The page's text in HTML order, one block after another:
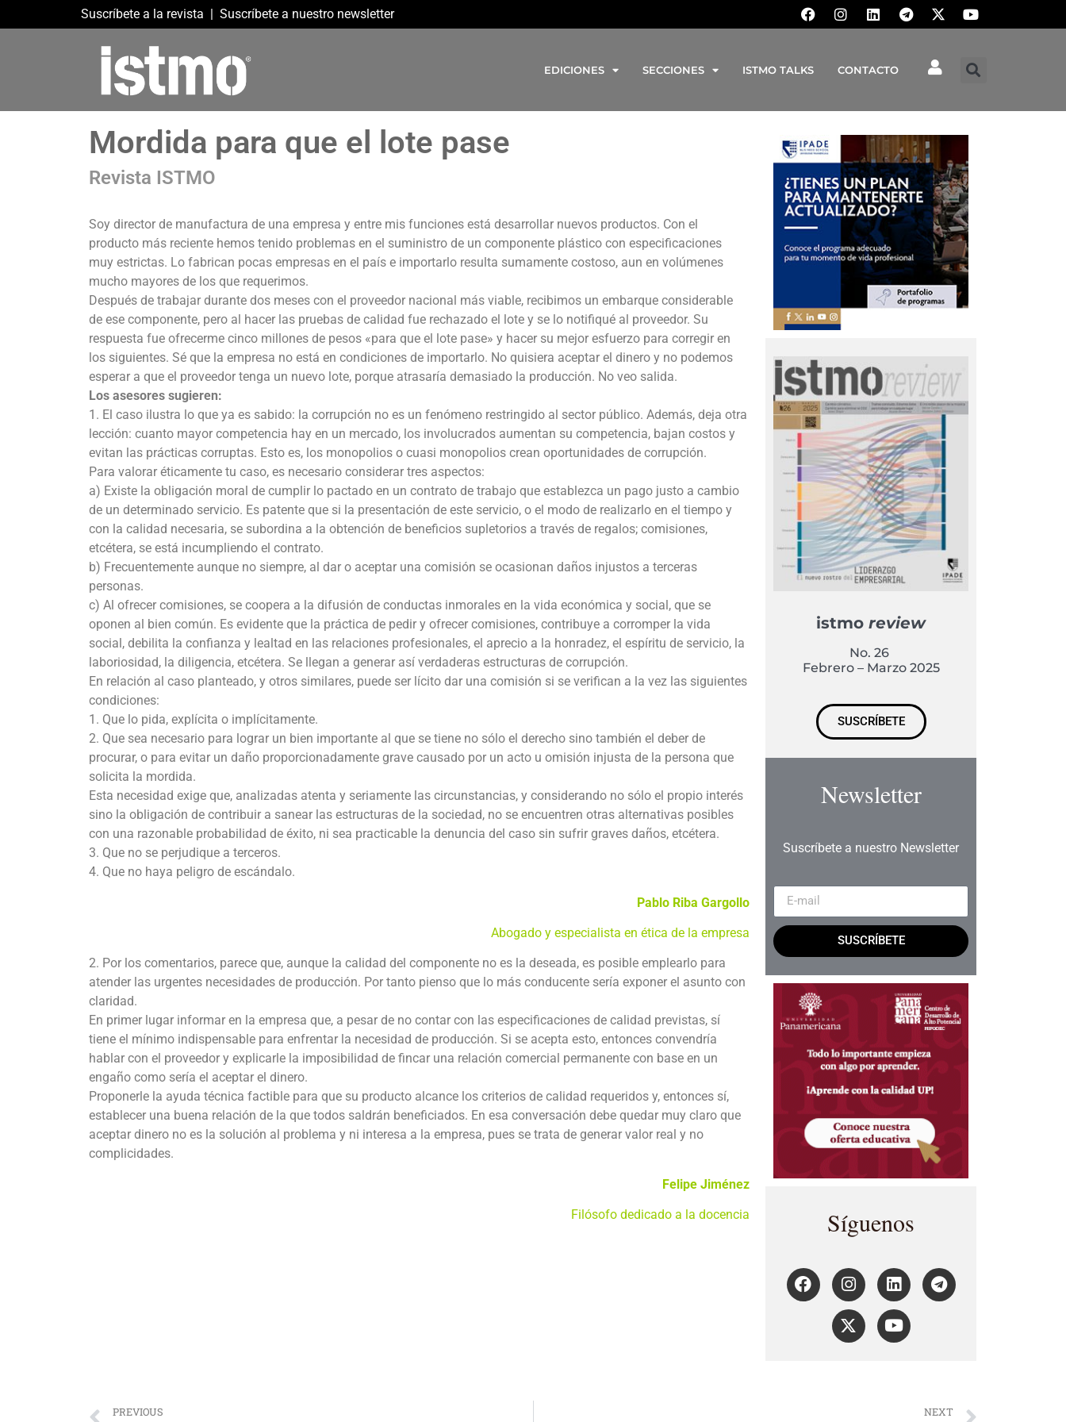
Suscríbete a la revista | Suscríbete a nuestro newsletter
EDICIONES SECCIONES ISTMO TALKS CONTACTO
Mordida para que el lote pase
Revista ISTMO
Soy director de manufactura de una empresa y entre mis funciones está desarrollar nuevos productos. Con el
producto más reciente hemos tenido problemas en el suministro de un componente plástico con especificaciones
muy estrictas. Lo fabrican pocas empresas en el país e importarlo resulta sumamente costoso, aun en volúmenes
mucho mayores de los que requerimos.
Después de trabajar durante dos meses con el proveedor nacional más viable, recibimos un embarque considerable
de ese componente, pero al hacer las pruebas de calidad fue rechazado el lote y se lo notifiqué al proveedor. Su
respuesta fue ofrecerme cinco millones de pesos «para que el lote pase» y hacer su mejor esfuerzo para corregir en
los siguientes. Sé que la empresa no está en condiciones de importarlo. No quisiera aceptar el dinero y no podemos
esperar a que el proveedor tenga un nuevo lote, porque atrasaría demasiado la producción. No veo salida.
Los asesores sugieren:
1. El caso ilustra lo que ya es sabido: la corrupción no es un fenómeno restringido al sector público. Además, deja otra
lección: cuanto mayor competencia hay en un mercado, los involucrados aumentan su competencia, bajan costos y
evitan las prácticas corruptas. Esto es, los monopolios o cuasi monopolios crean oportunidades de corrupción.
Para valorar éticamente tu caso, es necesario considerar tres aspectos:
a) Existe la obligación moral de cumplir lo pactado en un contrato de trabajo que establezca un pago justo a cambio
de un determinado servicio. Es patente que si la presentación de este servicio, o el modo de realizarlo en el tiempo y
con la calidad necesaria, se subordina a la obtención de beneficios supletorios a través de regalos; comisiones,
etcétera, se está incumpliendo el contrato.
b) Frecuentemente aunque no siempre, al dar o aceptar una comisión se ocasionan daños injustos a terceras
personas.
c) Al ofrecer comisiones, se coopera a la difusión de conductas inmorales en la vida económica y social, que se
oponen al bien común. Es evidente que la práctica de pedir y ofrecer comisiones, contribuye a corromper la vida
social, debilita la confianza y lealtad en las relaciones profesionales, el aprecio a la honradez, el espíritu de servicio, la
laboriosidad, la diligencia, etcétera. Se llegan a generar así verdaderas estructuras de corrupción.
En relación al caso planteado, y otros similares, puede ser lícito dar una comisión si se verifican a la vez las siguientes
condiciones:
1. Que lo pida, explícita o implícitamente.
2. Que sea necesario para lograr un bien importante al que se tiene no sólo el derecho sino también el deber de
procurar, o para evitar un daño proporcionadamente grave causado por un acto u omisión injusta de la persona que
solicita la mordida.
Esta necesidad exige que, analizadas atenta y seriamente las circunstancias, y considerando no sólo el propio interés
sino la obligación de contribuir a sanear las estructuras de la sociedad, no se encuentren otras alternativas posibles
con una razonable probabilidad de éxito, ni sea practicable la denuncia del caso sin sufrir graves daños, etcétera.
3. Que no se perjudique a terceros.
4. Que no haya peligro de escándalo.
Pablo Riba Gargollo
Abogado y especialista en ética de la empresa
2. Por los comentarios, parece que, aunque la calidad del componente no es la deseada, es posible emplearlo para
atender las urgentes necesidades de producción. Por tanto pienso que lo más conducente sería exponer el asunto con
claridad.
En primer lugar informar en la empresa que, a pesar de no contar con las especificaciones de calidad previstas, sí
tiene el mínimo indispensable para enfrentar la necesidad de producción. Si se acepta esto, entonces convendría
hablar con el proveedor y explicarle la imposibilidad de fincar una relación comercial permanente con base en un
engaño como sería el aceptar el dinero.
Proponerle la ayuda técnica factible para que su producto alcance los criterios de calidad requeridos y, entonces sí,
establecer una buena relación de la que todos saldrán beneficiados. En esa conversación debe quedar muy claro que
aceptar dinero no es la solución al problema y ni interesa a la empresa, pues se trata de generar valor real y no
complicidades.
Felipe Jiménez
Filósofo dedicado a la docencia
istmoreview
No. 26
Febrero – Marzo 2025
SUSCRÍBETE
Newsletter
Suscríbete a nuestro Newsletter
SUSCRÍBETE
Síguenos
PREVIOUS NEXT